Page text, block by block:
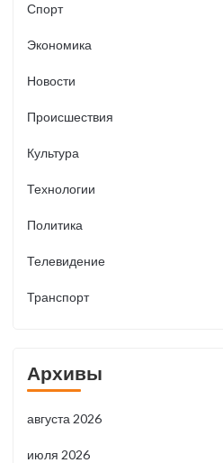
Спорт
Экономика
Новости
Происшествия
Культура
Технологии
Политика
Телевидение
Транспорт
Архивы
августа 2026
июля 2026